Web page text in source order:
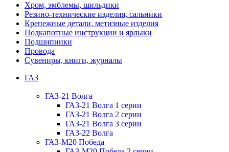
Хром, эмблемы, шильдики
Резино-технические изделия, сальники
Крепежные детали, метизные изделия
Подкапотные инструкции и ярлыки
Подшипники
Провода
Сувениры, книги, журналы
ГАЗ
ГАЗ-21 Волга
ГАЗ-21 Волга 1 серии
ГАЗ-21 Волга 2 серии
ГАЗ-21 Волга 3 серии
ГАЗ-22 Волга
ГАЗ-М20 Победа